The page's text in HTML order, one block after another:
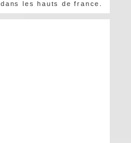
dans les hauts de france.